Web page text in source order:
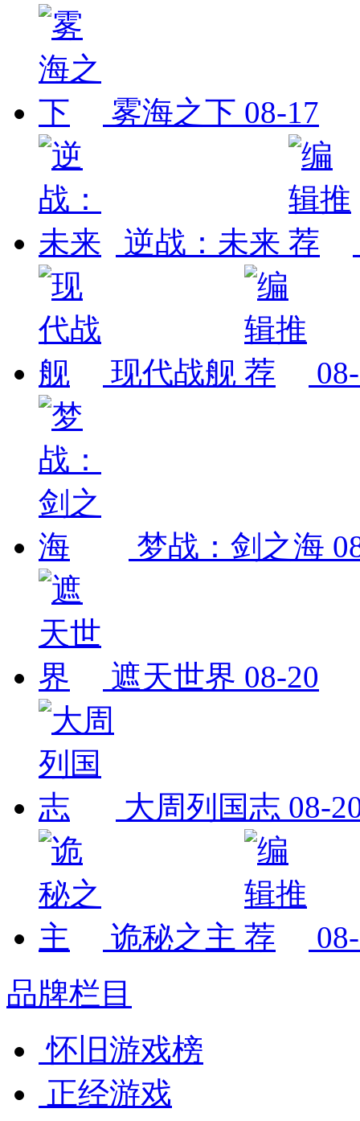
雾海之下 08-17
逆战：未来
现代战舰
梦战：剑之海
遮天世界 08-20
大周列国志 08-
诡秘之主
品牌栏目
怀旧游戏榜
正经游戏